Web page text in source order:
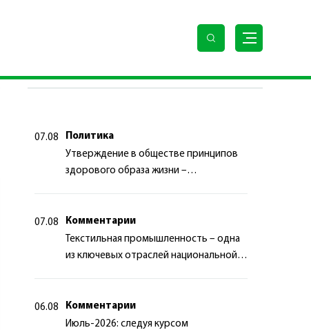
07.08
Политика
Утверждение в обществе принципов
здорового образа жизни –
07.08
Комментарии
Текстильная промышленность – одна
из ключевых отраслей национальной
06.08
Комментарии
Июль-2026: следуя курсом